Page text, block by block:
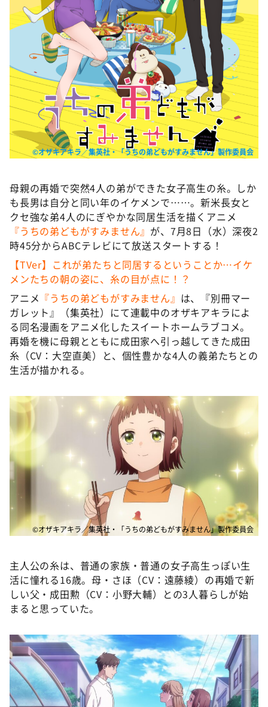
ザキ山小屋本館
ぺこぱのまるスポ
アナ回覧板
©オザキアキラ／集英社・「うちの弟どもがすみません」製作委員会
母親の再婚で突然4人の弟ができた女子高生の糸。しか
も長男は自分と同い年のイケメンで……。新米長女と
クセ強な弟4人のにぎやかな同居生活を描くアニメ
『うちの弟どもがすみません』 が、7月8日（水）深夜2
時45分からABCテレビにて放送スタートする！
【TVer】これが弟たちと同居するということか…イケ
メンたちの朝の姿に、糸の目が点に！？
アニメ 『うちの弟どもがすみません』 は、『別冊マー
ガレット』（集英社）にて連載中のオザキアキラによ
る同名漫画をアニメ化したスイートホームラブコメ。
再婚を機に母親とともに成田家へ引っ越してきた成田
糸（CV：大空直美）と、個性豊かな4人の義弟たちとの
生活が描かれる。
©オザキアキラ／集英社・「うちの弟どもがすみません」製作委員会
主人公の糸は、普通の家族・普通の女子高生っぽい生
活に憧れる16歳。母・さほ（CV：遠藤綾）の再婚で新
しい父・成田勲（CV：小野大輔）との3人暮らしが始
まると思っていた。